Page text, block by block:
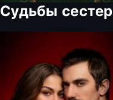
Судьбы сестер